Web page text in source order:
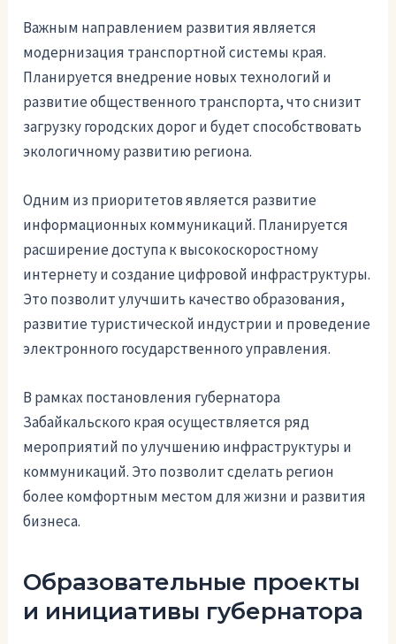
Важным направлением развития является
модернизация транспортной системы края.
Планируется внедрение новых технологий и
развитие общественного транспорта, что снизит
загрузку городских дорог и будет способствовать
экологичному развитию региона.
Одним из приоритетов является развитие
информационных коммуникаций. Планируется
расширение доступа к высокоскоростному
интернету и создание цифровой инфраструктуры.
Это позволит улучшить качество образования,
развитие туристической индустрии и проведение
электронного государственного управления.
В рамках постановления губернатора
Забайкальского края осуществляется ряд
мероприятий по улучшению инфраструктуры и
коммуникаций. Это позволит сделать регион
более комфортным местом для жизни и развития
бизнеса.
Образовательные проекты
и инициативы губернатора